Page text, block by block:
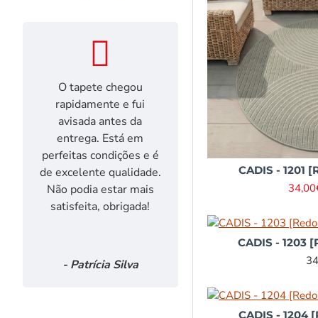
O tapete chegou
rapidamente e fui
avisada antes da
entrega. Está em
perfeitas condições e é
de excelente qualidade.
Não podia estar mais
satisfeita, obrigada!
- Patrícia Silva
Foi a primeira
que vos fiz.
entrega (3
Excelente
qualidade/
muito.
- Isabel
CADIS - 1201
CADIS - 1203
CADIS - 1204